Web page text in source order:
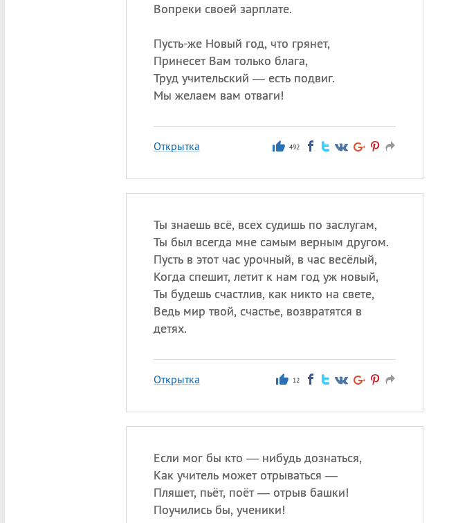
Вопреки своей зарплате.
Пусть-же Новый год, что грянет,
Принесет Вам только блага,
Труд учительский — есть подвиг.
Мы желаем вам отваги!
Открытка 492
Ты знаешь всё, всех судишь по заслугам,
Ты был всегда мне самым верным другом.
Пусть в этот час урочный, в час весёлый,
Когда спешит, летит к нам год уж новый,
Ты будешь счастлив, как никто на свете,
Ведь мир твой, счастье, возвратятся в
детях.
Открытка 12
Если мог бы кто — нибудь дознаться,
Как учитель может отрываться —
Пляшет, пьёт, поёт — отрыв башки!
Поучились бы, ученики!